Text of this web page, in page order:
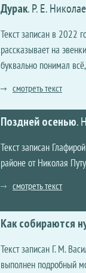
Дурак.Р. Е.
Текст записан в 2022
рассказывает на
буквально понимал
смотреть текст
Поздней осенью.
Текст записан
районе от Николая
смотреть текст
Как собираются
Текст записан Г. М.
выполнен подробный